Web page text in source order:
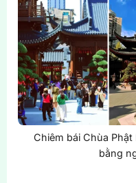
Chiêm bái Chùa
bằng